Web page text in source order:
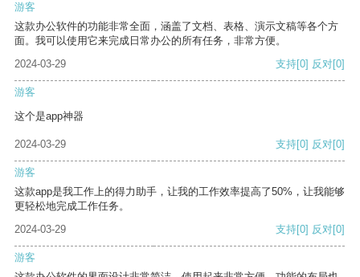
游客
这款办公软件的功能非常全面，涵盖了文档、表格、演示文稿等各个方
面。我可以使用它来完成日常办公的所有任务，非常方便。
2024-03-29
支持[0] 反对[0]
游客
这个是app神器
2024-03-29 支持[0] 反对[0]
游客
这款app是我工作上的得力助手，让我的工作效率提高了50%，让我能够
更轻松地完成工作任务。
2024-03-29
支持[0] 反对[0]
游客